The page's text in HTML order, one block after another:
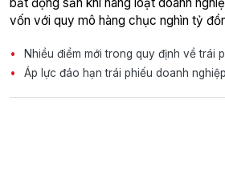
vốn với quy mô hàng chục nghìn tỷ
Nhiều điểm mới trong quy định về trái
Áp lực đáo hạn trái phiếu doanh